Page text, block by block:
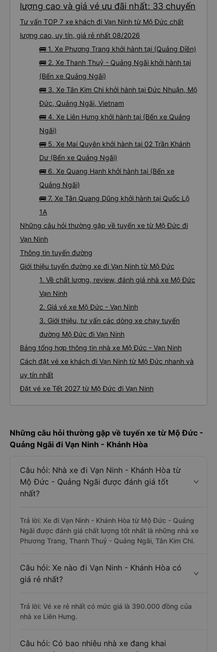
lượng cao và giá vé ưu đãi nhất: 33 chuyến
Tư vấn TOP 7 xe khách đi Vạn Ninh từ Mộ Đức chất
lượng cao, uy tín, giá rẻ nhất 08/2026
🚌 1. Xe Phương Trang khởi hành tại (Quảng Điền)
🚌 2. Xe Thanh Thuỷ - Quảng Ngãi khởi hành tại
(Bến xe Quảng Ngãi)
🚌 3. Xe Tân Kim Chi khởi hành tại Đức Nhuận, Mộ
Đức, Quảng Ngãi, Vietnam
🚌 4. Xe Liên Hưng khởi hành tại (Bến xe Quảng
Ngãi)
🚌 5. Xe Mai Quyên khởi hành tại 02 Trần Khánh
Dư (Bến xe Quảng Ngãi)
🚌 6. Xe Quang Hạnh khởi hành tại (Bến xe
Quảng Ngãi)
🚌 7. Xe Tân Quang Dũng khởi hành tại Quốc Lộ
1A
Những câu hỏi thường gặp về tuyến xe từ Mộ Đức đi
Vạn Ninh
Thông tin tuyến đường
Giới thiệu tuyến đường xe đi Vạn Ninh từ Mộ Đức
1. Về chất lượng, review, đánh giá nhà xe Mộ Đức
Vạn Ninh
2. Giá vé xe Mộ Đức - Vạn Ninh
3. Giới thiệu, tư vấn các dòng xe chạy tuyến
đường Mộ Đức đi Vạn Ninh
Bảng tổng hợp thông tin nhà xe Mộ Đức - Vạn Ninh
Cách đặt vé xe khách đi Vạn Ninh từ Mộ Đức nhanh và
uy tín nhất
Đặt vé xe Tết 2027 từ Mộ Đức đi Vạn Ninh
Những câu hỏi thường gặp về tuyến xe từ Mộ Đức -
Quảng Ngãi đi Vạn Ninh - Khánh Hòa
Câu hỏi: Nhà xe đi Vạn Ninh - Khánh Hòa từ
Mộ Đức - Quảng Ngãi được đánh giá tốt
nhất?
Trả lời: Xe đi Vạn Ninh - Khánh Hòa từ Mộ Đức - Quảng
Ngãi được đánh giá chất lượng tốt nhất là những nhà xe
Phương Trang, Thanh Thuỷ - Quảng Ngãi, Tân Kim Chi.
Câu hỏi: Xe nào đi Vạn Ninh - Khánh Hòa có
giá rẻ nhất?
Trả lời: Vé xe rẻ nhất có mức giá là 390.000 đồng của
nhà xe Liên Hưng.
Câu hỏi: Có bao nhiêu nhà xe đang khai